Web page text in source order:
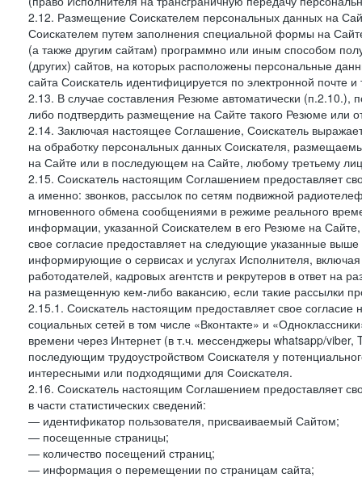
2.12. Размещение Соискателем персональных данных на
Соискателем путем заполнения специальной формы на
(а также другим сайтам) программно или иным способом
(других) сайтов, на которых расположены персональные
сайта Соискатель идентифицируется по электронной почте
2.13. В случае составления Резюме автоматически (п.2.10.),
либо подтвердить размещение на Сайте такого Резюме или
2.14. Заключая настоящее Соглашение, Соискатель
на обработку персональных данных Соискателя,
на Сайте или в последующем на Сайте, любому третьему
2.15. Соискатель настоящим Соглашением предоставляет
а именно: звонков, рассылок по сетям подвижной
мгновенного обмена сообщениями в режиме реального
информации, указанной Соискателем в его Резюме на
свое согласие предоставляет на следующие указанные
информирующие о сервисах и услугах Исполнителя,
работодателей, кадровых агентств и рекрутеров в ответ
на размещенную кем-либо вакансию, если такие рассылки
2.15.1. Соискатель настоящим предоставляет свое
социальных сетей в том числе «Вконтакте» и
времени через Интернет (в т.ч. мессенджеры whatsapp/
последующим трудоустройством Соискателя у
интересными или подходящими для Соискателя.
2.16. Соискатель настоящим Соглашением предоставляет
в части статистических сведений:
— идентификатор пользователя, присваиваемый Сайтом;
— посещенные страницы;
— количество посещений страниц;
— информация о перемещении по страницам сайта;